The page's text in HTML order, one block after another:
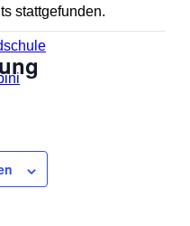
stattgefunden.